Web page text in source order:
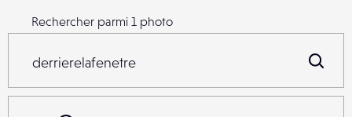
Rechercher parmi 1 photo